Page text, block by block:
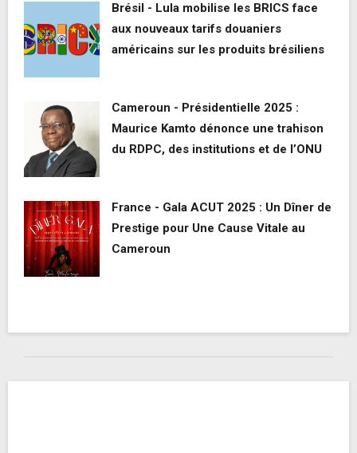
Brésil - Lula mobilise les BRICS face
aux nouveaux tarifs douaniers
américains sur les produits brésiliens
Cameroun - Présidentielle 2025 :
Maurice Kamto dénonce une trahison
du RDPC, des institutions et de l’ONU
France - Gala ACUT 2025 : Un Dîner de
Prestige pour Une Cause Vitale au
Cameroun